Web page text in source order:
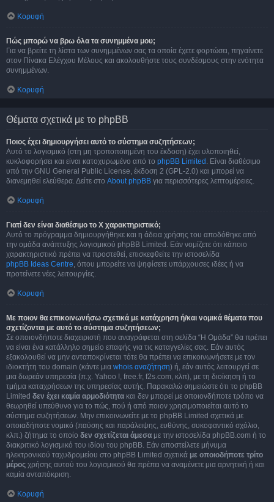
Κορυφή
Πώς μπορώ να βρω όλα τα συνημμένα μου;
Για να βρείτε τη λίστα των συνημμένων σας τα οποία έχετε φορτώσει, πηγαίνετε
στον Πίνακα Ελέγχου Μέλους και ακολουθήστε τους συνδέσμους στην ενότητα
συνημμένων.
Κορυφή
Θέματα σχετικά με το phpBB
Ποιος έχει δημιουργήσει αυτό το σύστημα συζητήσεων;
Αυτό το λογισμικό (στη μη τροποποιημένη του έκδοση) έχει υλοποιηθεί,
κυκλοφορήσει και είναι κατοχυρωμένο από το phpBB Limited . Είναι διαθέσιμο
υπό την GNU General Public License, έκδοση 2 (GPL-2.0) και μπορεί να
διανεμηθεί ελεύθερα. Δείτε στο About phpBB για περισσότερες λεπτομέρειες.
Κορυφή
Γιατί δεν είναι διαθέσιμο το Χ χαρακτηριστικό;
Αυτό το πρόγραμμα δημιουργήθηκε και η άδεια χρήσης του αποδόθηκε από
την ομάδα ανάπτυξης λογισμικού phpBB Limited. Εάν νομίζετε ότι κάποιο
χαρακτηριστικό πρέπει να προστεθεί, επισκεφθείτε την ιστοσελίδα
phpBB Ideas Centre, όπου μπορείτε να ψηφίσετε υπάρχουσες ιδέες ή να
προτείνετε νέες λειτουργίες.
Κορυφή
Με ποιον θα επικοινωνήσω σχετικά με κατάχρηση ή/και νομικά θέματα που
σχετίζονται με αυτό το σύστημα συζητήσεων;
Σε οποιονδήποτε διαχειριστή που αναγράφεται στη σελίδα “Η Ομάδα” θα πρέπει
να είναι ένα κατάλληλο σημείο επαφής για τις καταγγελίες σας. Εάν αυτός
εξακολουθεί να μην ανταποκρίνεται τότε θα πρέπει να επικοινωνήσετε με τον
ιδιοκτήτη του domain (κάντε μια whois αναζήτηση) ή, εάν αυτός λειτουργεί σε
μια δωρεάν υπηρεσία (π.χ. Yahoo !, free.fr, f2s.com, κλπ), με τη διοίκηση ή το
τμήμα καταχρήσεων της υπηρεσίας αυτής. Παρακαλώ σημειώστε ότι το phpBB
Limited δεν έχει καμία αρμοδιότητα και δεν μπορεί με οποιονδήποτε τρόπο να
θεωρηθεί υπεύθυνο για το πώς, πού ή από ποιον χρησιμοποιείται αυτό το
σύστημα συζητήσεων. Μην επικοινωνείτε με το phpBB Limited σχετικά με
οποιαδήποτε νομικό (παύσης και παράλειψης, ευθύνης, συκοφαντικό σχόλιο,
κλπ.) ζήτημα το οποίο δεν σχετίζεται άμεσα με την ιστοσελίδα phpBB.com ή το
διακριτικό λογισμικό του ιδίου του phpBB. Εάν αποστείλετε μήνυμα
ηλεκτρονικού ταχυδρομείου στο phpBB Limited σχετικά με οποιοδήποτε τρίτο
μέρος χρήσης αυτού του λογισμικού θα πρέπει να αναμένετε μια αρνητική ή και
καμία ανταπόκριση.
Κορυφή